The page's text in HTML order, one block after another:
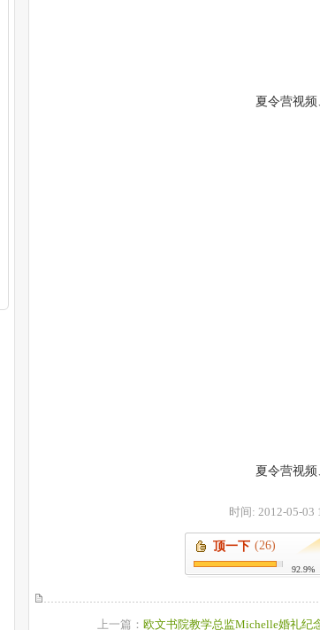
夏令营视
夏令营视
时间: 2012-05-03
顶一下 (26)
92.9%
上一篇： 欧文书院教学总监Michelle婚礼纪